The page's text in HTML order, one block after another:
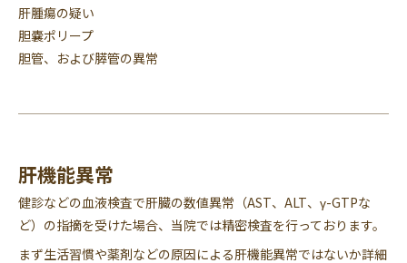
肝腫瘍の疑い
胆嚢ポリープ
胆管、および膵管の異常
肝機能異常
健診などの血液検査で肝臓の数値異常（AST、ALT、γ-GTPな
ど）の指摘を受けた場合、当院では精密検査を行っております。
まず生活習慣や薬剤などの原因による肝機能異常ではないか詳細